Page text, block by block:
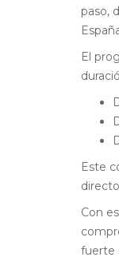
paso,
El
Este
Con
fuerte